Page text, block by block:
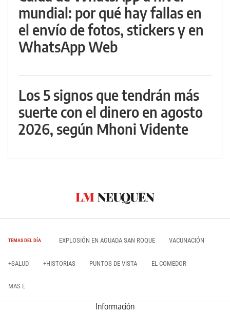
mundial: por qué hay fallas en
el envío de fotos, stickers y en
WhatsApp Web
Los 5 signos que tendrán más
suerte con el dinero en agosto
2026, según Mhoni Vidente
TEMAS DEL DÍA EXPLOSIÓN EN AGUADA SAN ROQUE VACUNACIÓN
+SALUD +HISTORIAS PUNTOS DE VISTA EL COMEDOR
MAS E
Información